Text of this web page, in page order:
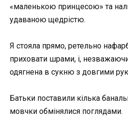
«маленькою принцесою» та
удаваною щедрістю.
Я стояла прямо, ретельно
приховати шрами, і,
одягнена в сукню з довгими
Батьки поставили кілька
мовчки обмінялися поглядами.